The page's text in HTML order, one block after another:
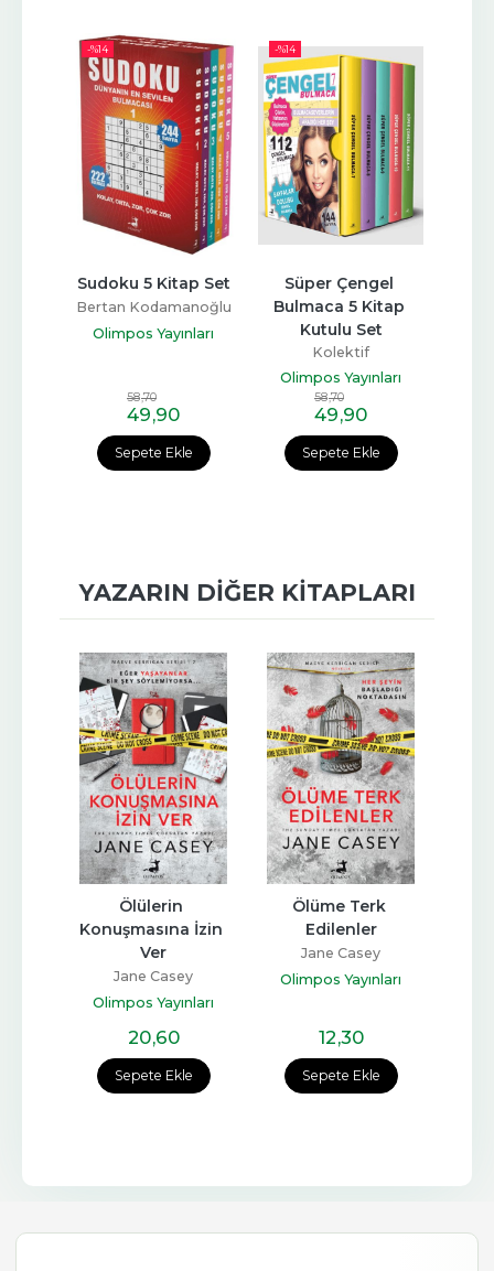
-%14
Sepete Ekle
Sudoku 5 Kitap Set
Bertan Kodamanoğlu
Olimpos Yayınları
58,70
49,90
-%14
Sepete Ekle
Süper Çengel
Bulmaca 5 Kitap
Kutulu Set
Kolektif
Olimpos Yayınları
58,70
49,90
YAZARIN DIĞER KITAPLARI
Sepete Ekle
Ölülerin
Konuşmasına İzin
Ver
Jane Casey
Olimpos Yayınları
20,60
Sepete Ekle
Ölüme Terk
Edilenler
Jane Casey
Olimpos Yayınları
12,30